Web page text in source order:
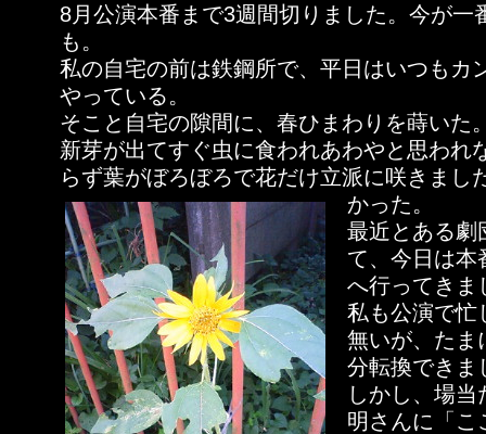
8月公演本番まで3週間切りました。今が一
も。
私の自宅の前は鉄鋼所で、平日はいつもカ
やっている。
そこと自宅の隙間に、春ひまわりを蒔いた
新芽が出てすぐ虫に食われあわやと思われ
らず葉がぼろぼろで花だけ立派に咲きまし
かった。
最近とある劇
て、今日は本
へ行ってきま
私も公演で忙
無いが、たま
分転換できま
しかし、場
明さんに「こ